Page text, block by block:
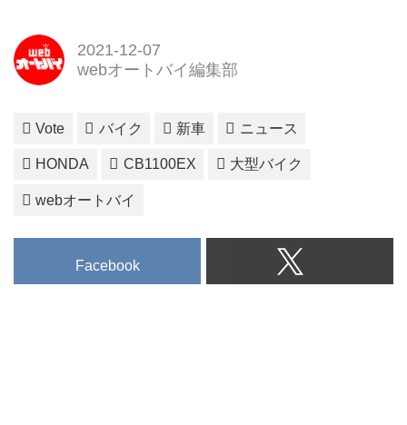
2021-12-07
webオートバイ編集部
Vote バイク 新車 ニュース
HONDA CB1100EX 大型バイク
webオートバイ
Facebook